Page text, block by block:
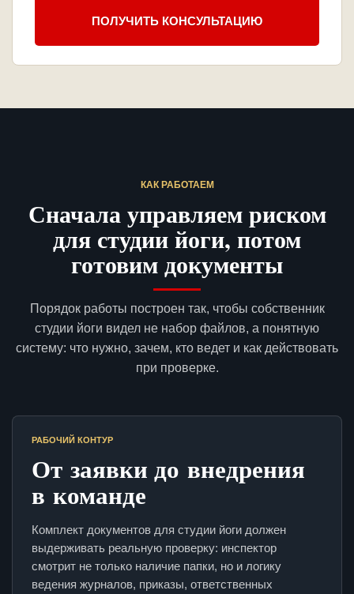
ПОЛУЧИТЬ КОНСУЛЬТАЦИЮ
КАК РАБОТАЕМ
Сначала управляем риском
для студии йоги, потом
готовим документы
Порядок работы построен так, чтобы собственник
студии йоги видел не набор файлов, а понятную
систему: что нужно, зачем, кто ведет и как действовать
при проверке.
РАБОЧИЙ КОНТУР
От заявки до внедрения
в команде
Комплект документов для студии йоги должен
выдерживать реальную проверку: инспектор
смотрит не только наличие папки, но и логику
ведения журналов, приказы, ответственных